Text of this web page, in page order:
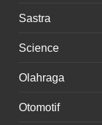
Sastra
Science
Olahraga
Otomotif